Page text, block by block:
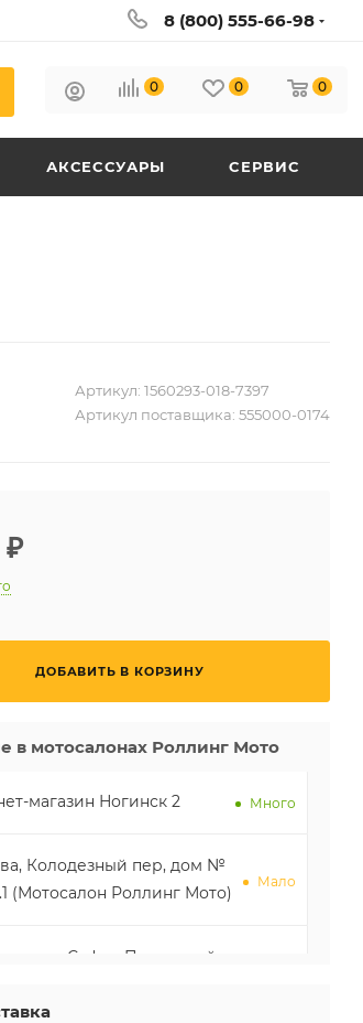
8 (800) 555-66-98
0 0 0
АКСЕССУАРЫ СЕРВИС
Артикул: 1560293-018-7397
Артикул поставщика: 555000-0174
₽
ДОБАВИТЬ В КОРЗИНУ
в мотосалонах Роллинг Мото
магазин Ногинск 2 Много
Колодезный пер, дом №
(Мотосалон Роллинг Мото)
Мало
ул. Софьи Перовской,